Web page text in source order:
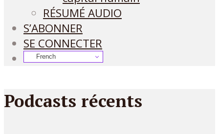
RÉSUMÉ AUDIO
S’ABONNER
SE CONNECTER
French
Podcasts récents